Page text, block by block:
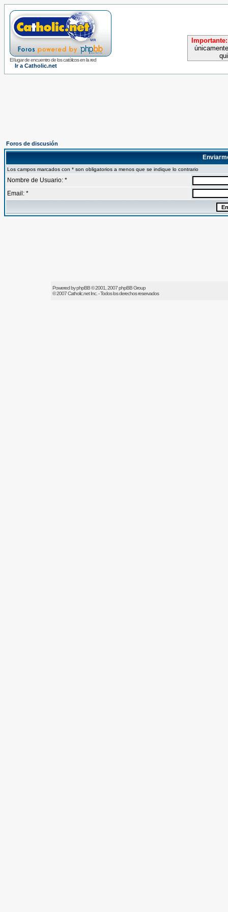
El lugar de encuentro de los católicos en la red
Ir a Catholic.net
Importante:
Foros de discusión
Los campos marcados con * son obligatorios a menos que se indique lo contrario
Nombre de Usuario: *
Email: *
Powered byphpBB© 2001, 2007 phpBB Group
© 2007Catholic.netInc. - Todos los derechos reservados